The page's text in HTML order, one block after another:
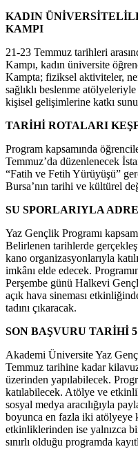
KADIN
KAMPI
21-23 Temmuz tarihleri
Kampı, kadın üniversite
Kampta; fiziksel aktiviteler,
sağlıklı beslenme
kişisel gelişimlerine katkı
TARİHİ ROTALARI
Program kapsamında
Temmuz’da düzenlenecek
“Fatih ve Fetih Yürüyüşü”
Bursa’nın tarihi ve kültürel
SU SPORLARIYLA
Yaz Gençlik Programı
Belirlenen tarihlerde
kano organizasyonlarıyla
imkânı elde edecek.
Perşembe günü Halkevi
açık hava sineması
tadını çıkaracak.
SON BAŞVURU TARİHİ
Akademi Üniversite Yaz
Temmuz tarihine kadar
üzerinden yapılabilecek.
katılabilecek. Atölye ve
sosyal medya aracılığıyla
boyunca en fazla iki atölyeye
etkinliklerinden ise yalnızca
sınırlı olduğu programda